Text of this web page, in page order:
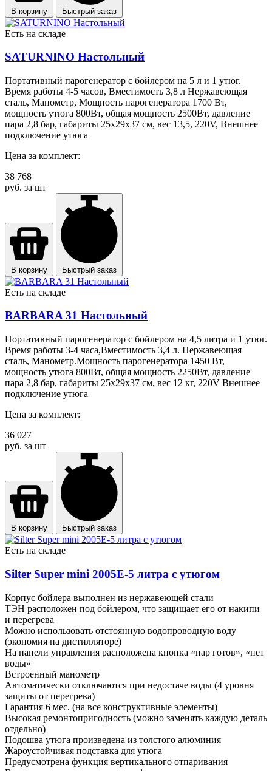
В корзину Быстрый заказ
Есть на складе
SATURNINO Настольный
Портативный парогенератор с бойлером на 5 л и 1 утюг.
Время работы 4-5 часов, Вместимость 3,8 л Нержавеющая
сталь, Манометр, Мощность парогенератора 1700 Вт,
мощность утюга 800Вт, общая мощность 2500Вт, давление
пара 2,8 бар, габариты 25х29х37 см, вес 13,5, 220V, Внешнее
подключение утюга
Цена за комплект:
38 768
руб. за шт
В корзину Быстрый заказ
Есть на складе
BARBARA 31 Настольный
Портативный парогенератор с бойлером на 4,5 литра и 1 утюг.
Время работы 3-4 часа,Вместимость 3,4 л. Нержавеющая
сталь, Манометр.Мощность парогенератора 1450 Вт,
мощность утюга 800Вт, общая мощность 2250Вт, давление
пара 2,8 бар, габариты 25х29х37 см, вес 12 кг, 220V Внешнее
подключение утюга
Цена за комплект:
36 027
руб. за шт
В корзину Быстрый заказ
Есть на складе
Silter Super mini 2005Е-5 литра с утюгом
Корпус бойлера выполнен из нержавеющей стали
ТЭН расположен под бойлером, что защищает его от накипи
и перегрева
Можно использовать отстоянную водопроводную воду
(экономия на дистилляторе)
На панели управления расположена кнопка «пар готов», «нет
воды»
Встроенный манометр
Автоматически отключаются при недостаче воды (4 уровня
защиты от перегрева)
Гарантия 6 мес. (на все конструктивные элементы)
Высокая ремонтопригодность (можно заменять каждую деталь
отдельно)
Подошва утюга произведена из толстого алюминия
Жароустойчивая подставка для утюга
Предусмотрена функция вертикального отпаривания